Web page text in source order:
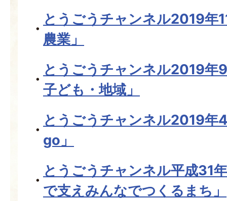
とうごうチャンネル2019年
農業」
とうごうチャンネル2019年
子ども・地域」
とうごうチャンネル2019年
go」
とうごうチャンネル平成31
で支えみんなでつくるまち」